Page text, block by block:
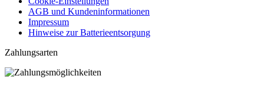
AGB und Kundeninformationen
Impressum
Hinweise zur Batterieentsorgung
Zahlungsarten